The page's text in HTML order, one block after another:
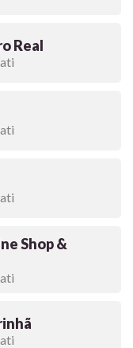
Real
Shop &